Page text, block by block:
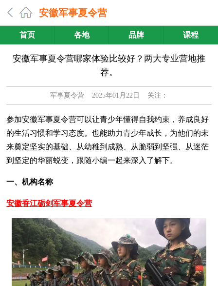
安徽军事夏令营
首页 各地 品牌 课程
安徽军事夏令营哪家体验比较好？两大专业营地推
荐。
军事夏令营2025年01月22日 关注：
参加安徽军事夏令营可以让青少年懂得自我约束，养成良好
的生活习惯和学习态度。也能助力青少年成长，为他们的未
来奠定坚实的基础、从幼稚到成熟、从脆弱到坚强、从迷茫
到坚定的华丽蜕变，跟随小编一起来深入了解下。
一、机构名称
安徽香江砺剑军事夏令营